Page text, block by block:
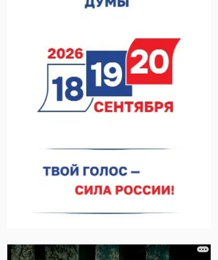
07.08.2026 12:15
В Нижнем Новгороде прошло совещание Росгвардии
07.08.2026 12:04